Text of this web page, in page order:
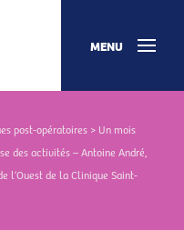
MENU
post-opératoires > Un mois
des activités – Antoine André,
l’Ouest de la Clinique Saint-